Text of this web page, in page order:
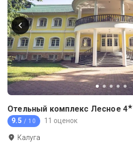
Отельный комплекс Лесное 4★
9.5 / 10 11 оценок
Калуга